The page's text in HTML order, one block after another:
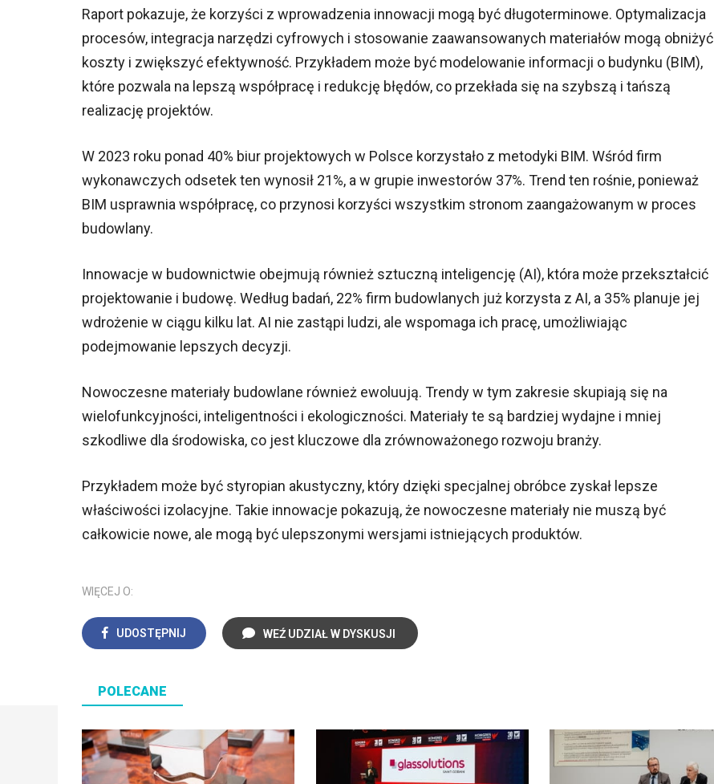
Raport pokazuje, że korzyści z wprowadzenia innowacji mogą być długoterminowe. Optymalizacja
procesów, integracja narzędzi cyfrowych i stosowanie zaawansowanych materiałów mogą obniżyć
koszty i zwiększyć efektywność. Przykładem może być modelowanie informacji o budynku (BIM),
które pozwala na lepszą współpracę i redukcję błędów, co przekłada się na szybszą i tańszą
realizację projektów.
W 2023 roku ponad 40% biur projektowych w Polsce korzystało z metodyki BIM. Wśród firm
wykonawczych odsetek ten wynosił 21%, a w grupie inwestorów 37%. Trend ten rośnie, ponieważ
BIM usprawnia współpracę, co przynosi korzyści wszystkim stronom zaangażowanym w proces
budowlany.
Innowacje w budownictwie obejmują również sztuczną inteligencję (AI), która może przekształcić
projektowanie i budowę. Według badań, 22% firm budowlanych już korzysta z AI, a 35% planuje jej
wdrożenie w ciągu kilku lat. AI nie zastąpi ludzi, ale wspomaga ich pracę, umożliwiając
podejmowanie lepszych decyzji.
Nowoczesne materiały budowlane również ewoluują. Trendy w tym zakresie skupiają się na
wielofunkcyjności, inteligentności i ekologiczności. Materiały te są bardziej wydajne i mniej
szkodliwe dla środowiska, co jest kluczowe dla zrównoważonego rozwoju branży.
Przykładem może być styropian akustyczny, który dzięki specjalnej obróbce zyskał lepsze
właściwości izolacyjne. Takie innowacje pokazują, że nowoczesne materiały nie muszą być
całkowicie nowe, ale mogą być ulepszonymi wersjami istniejących produktów.
WIĘCEJ O:
UDOSTĘPNIJ WEŹ UDZIAŁ W DYSKUSJI
POLECANE